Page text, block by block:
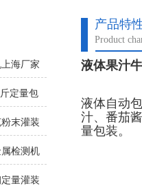
产品特
Product
液体果汁
液体自动
汁、番茄
量包装。
海厂家
定量包
末灌装
检测机
量灌装